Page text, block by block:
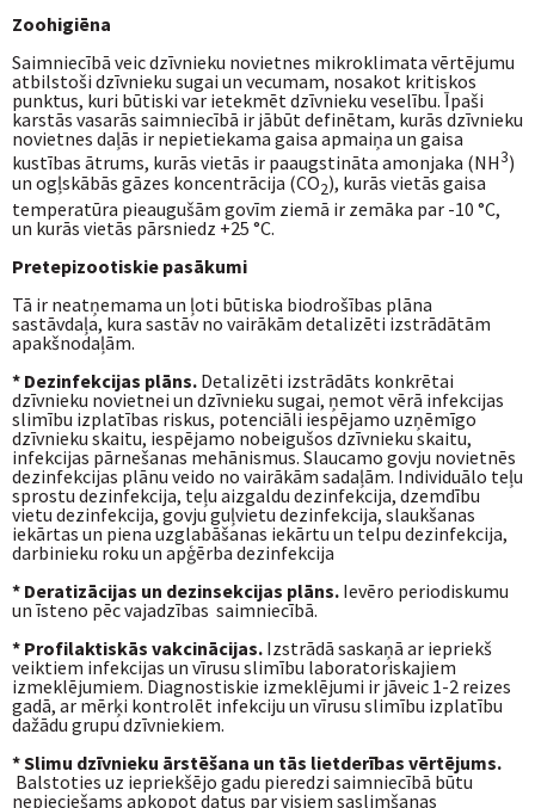
Zoohigiēna
Saimniecībā veic dzīvnieku novietnes mikroklimata vērtējumu
atbilstoši dzīvnieku sugai un vecumam, nosakot kritiskos
punktus, kuri būtiski var ietekmēt dzīvnieku veselību. Īpaši
karstās vasarās saimniecībā ir jābūt definētam, kurās dzīvnieku
novietnes daļās ir nepietiekama gaisa apmaiņa un gaisa
kustības ātrums, kurās vietās ir paaugstināta amonjaka (NH3)
un ogļskābās gāzes koncentrācija (CO2), kurās vietās gaisa
temperatūra pieaugušām govīm ziemā ir zemāka par -10 °C,
un kurās vietās pārsniedz +25 °C.
Pretepizootiskie pasākumi
Tā ir neatņemama un ļoti būtiska biodrošības plāna
sastāvdaļa, kura sastāv no vairākām detalizēti izstrādātām
apakšnodaļām.
* Dezinfekcijas plāns. Detalizēti izstrādāts konkrētai
dzīvnieku novietnei un dzīvnieku sugai, ņemot vērā infekcijas
slimību izplatības riskus, potenciāli iespējamo uzņēmīgo
dzīvnieku skaitu, iespējamo nobeigušos dzīvnieku skaitu,
infekcijas pārnešanas mehānismus. Slaucamo govju novietnēs
dezinfekcijas plānu veido no vairākām sadaļām. Individuālo teļu
sprostu dezinfekcija, teļu aizgaldu dezinfekcija, dzemdību
vietu dezinfekcija, govju guļvietu dezinfekcija, slaukšanas
iekārtas un piena uzglabāšanas iekārtu un telpu dezinfekcija,
darbinieku roku un apģērba dezinfekcija
* Deratizācijas un dezinsekcijas plāns. Ievēro periodiskumu
un īsteno pēc vajadzības saimniecībā.
* Profilaktiskās vakcinācijas. Izstrādā saskaņā ar iepriekš
veiktiem infekcijas un vīrusu slimību laboratoriskajiem
izmeklējumiem. Diagnostiskie izmeklējumi ir jāveic 1-2 reizes
gadā, ar mērķi kontrolēt infekciju un vīrusu slimību izplatību
dažādu grupu dzīvniekiem.
* Slimu dzīvnieku ārstēšana un tās lietderības vērtējums.
Balstoties uz iepriekšējo gadu pieredzi saimniecībā būtu
nepieciešams apkopot datus par visiem saslimšanas